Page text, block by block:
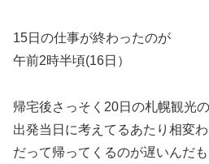
15日の仕事が終わったのが
午前2時半頃(16日）
帰宅後さっそく20日の札幌観光
出発当日に考えてるあたり相変
だって帰ってくるのが遅いんだ